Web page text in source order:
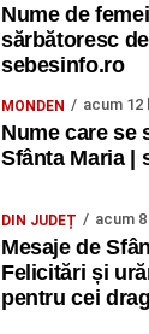
Nume de
sărbătoresc
sebesinfo.ro
MONDEN acum 12
Nume care se
Sfânta Maria |
DIN JUDEȚ acum
Mesaje de
Felicitări și
pentru cei